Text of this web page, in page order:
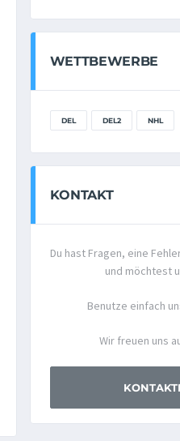
WETTBEWERBE
DEL DEL2 NHL
KONTAKT
Du hast Fragen, eine
und möchtest
Benutze einfach
Wir freuen uns